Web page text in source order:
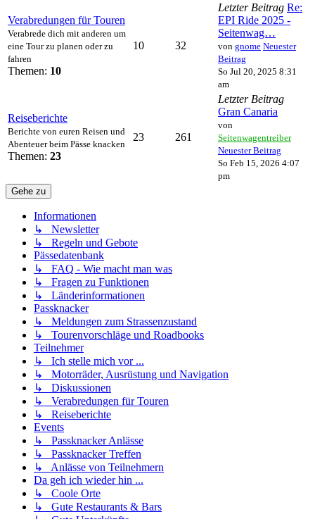
Verabredungen für Touren
Verabrede dich mit anderen um
eine Tour zu planen oder zu
fahren
Themen: 10
10 32
Letzter Beitrag Re:
EPI Ride 2025 -
Seitenwag…
von gnome Neuester
Beitrag
So Jul 20, 2025 8:31
am
Reiseberichte
Berichte von euren Reisen und
Abenteuer beim Pässe knacken
Themen: 23
23 261
Letzter Beitrag
Gran Canaria
von
Seitenwagentreiber
Neuester Beitrag
So Feb 15, 2026 4:07
pm
Gehe zu
Informationen
↳ Newsletter
↳ Regeln und Gebote
Pässedatenbank
↳ FAQ - Wie macht man was
↳ Fragen zu Funktionen
↳ Länderinformationen
Passknacker
↳ Meldungen zum Strassenzustand
↳ Tourenvorschläge und Roadbooks
Teilnehmer
↳ Ich stelle mich vor ...
↳ Motorräder, Ausrüstung und Navigation
↳ Diskussionen
↳ Verabredungen für Touren
↳ Reiseberichte
Events
↳ Passknacker Anlässe
↳ Passknacker Treffen
↳ Anlässe von Teilnehmern
Da geh ich wieder hin ...
↳ Coole Orte
↳ Gute Restaurants & Bars